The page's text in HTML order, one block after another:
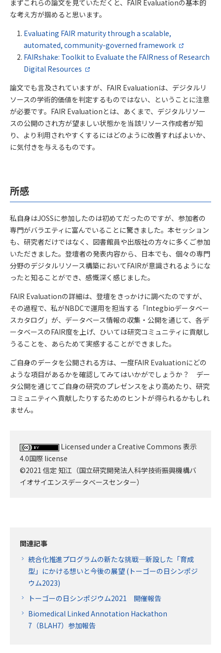
まずこれらの論文を見ていただくと、FAIR Evaluationの基本的
な考え方が掴めると思います。
Evaluating FAIR maturity through a scalable,
automated, community-governed framework
FAIRshake: Toolkit to Evaluate the FAIRness of Research
Digital Resources
論文でも言及されていますが、FAIR Evaluationは、デジタルリ
ソースの学術的価値を判定するものではない、ということに注意
が必要です。FAIR Evaluationとは、あくまで、デジタルリソー
スの公開のされ方が望ましい状態かを当該リソース作成者が知
り、より利用されやすくするにはどのように改善すればよいか、
に気付きを与えるものです。
所感
私自身はJOSSに参加したのは初めてだったのですが、参加者の
専門がバラエティに富んでいることに驚きました。本セッション
も、研究者だけではなく、図書館員や出版社の方々に多くご参加
いただきました。登壇者の発表内容から、日本でも、個々の専門
分野のデジタルリソース構築においてFAIRが意識されるようにな
ったと知ることができ、感慨深く感じました。
FAIR Evaluationの詳細は、登壇をきっかけに調べたのですが、
その過程で、私がNBDCで運用を担当する「Integbioデータベー
スカタログ」が、データベース情報の収集・公開を通じて、各デ
ータベースのFAIR度を上げ、ひいては研究コミュニティに貢献し
うることを、あらためて実感することができました。
ご自身のデータを公開される方は、一度FAIR Evaluationにどの
ような項目があるかを確認してみてはいかがでしょうか？ デー
タ公開を通じてご自身の研究のプレゼンスをより高めたり、研究
コミュニティへ貢献したりするためのヒントが得られるかもしれ
ません。
Licensed under a Creative Commons 表示
4.0国際 license
©2021 信定 知江（国立研究開発法人科学技術振興機構バ
イオサイエンスデータベースセンター）
関連記事
統合化推進プログラムの新たな挑戦―新設した「育成
型」にかける想いと今後の展望 (トーゴーの日シンポジ
ウム2023)
トーゴーの日シンポジウム2021 開催報告
Biomedical Linked Annotation Hackathon
7（BLAH7）参加報告